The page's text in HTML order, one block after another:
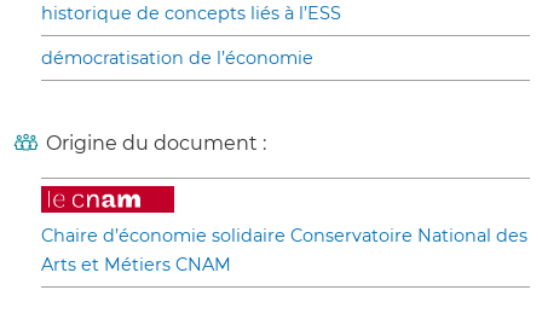
historique de concepts liés à l’ESS
démocratisation de l’économie
Origine du document :
Chaire d’économie solidaire Conservatoire National des
Arts et Métiers CNAM